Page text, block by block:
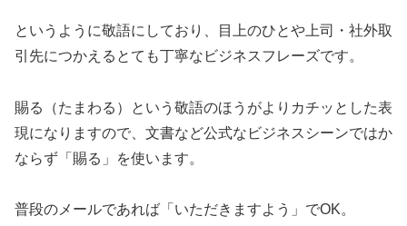
というように敬語にしており、目上のひとや上司・社外取
引先につかえるとても丁寧なビジネスフレーズです。
賜る（たまわる）という敬語のほうがよりカチッとした表
現になりますので、文書など公式なビジネスシーンではか
ならず「賜る」を使います。
普段のメールであれば「いただきますよう」でOK。